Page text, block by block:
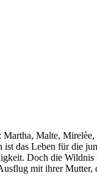
Malte,
das Leben für die
Doch die
mit ihrer